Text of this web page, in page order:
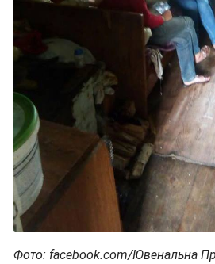
Фото: facebook.com/Ювенальна